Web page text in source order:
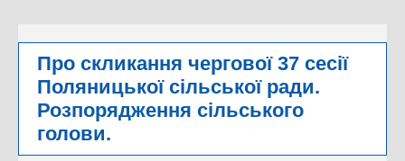
Про скликання чергової 37 сесії
Поляницької сільської ради.
Розпорядження сільського
голови.